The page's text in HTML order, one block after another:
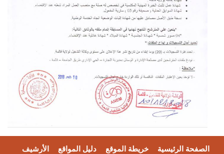
الرئيسية خريطة الموقع دليل المواقع
الأرشيف